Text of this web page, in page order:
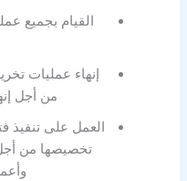
القيام بجميع
إنهاء عمليات
من أجل
العمل على تنفيذ
تخصيصها من